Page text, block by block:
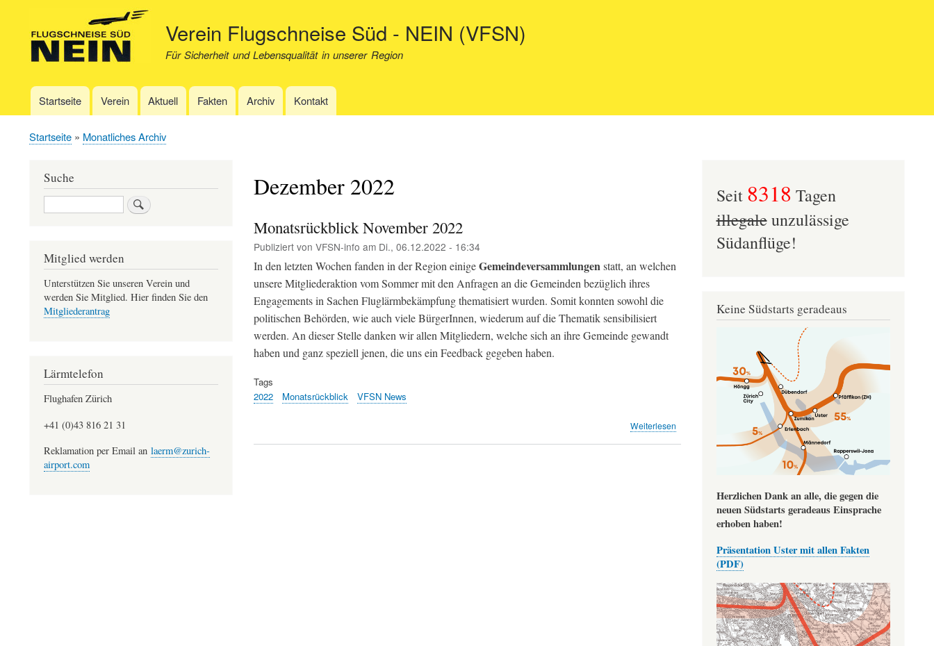
zum
Inhalt
Verein Flugschneise Süd - NEIN (VFSN)
Für Sicherheit und Lebensqualität in unserer Region
Hauptnavigation
Startseite Verein Aktuell Fakten Archiv Kontakt
Pfadnavigation
Startseite Monatliches Archiv
Dezember 2022
Monatsrückblick November 2022
Publiziert von VFSN-info am Di., 06.12.2022 - 16:34
In den letzten Wochen fanden in der Region einigeGemeindeversammlungenstatt, an welchen
unsere Mitgliederaktion vom Sommer mit den Anfragen an die Gemeinden bezüglich ihres
Engagements in Sachen Fluglärmbekämpfung thematisiert wurden. Somit konnten sowohl die
politischen Behörden, wie auch viele BürgerInnen, wiederum auf die Thematik sensibilisiert
werden. An dieser Stelle danken wir allen Mitgliedern, welche sich an ihre Gemeinde gewandt
haben und ganz speziell jenen, die uns ein Feedback gegeben haben.
Tags
2022
Monatsrückblick VFSN News
Weiterlesen
Suche
Suche
Mitglied werden
Unterstützen Sie unseren Verein und
werden Sie Mitglied. Hier finden Sie den
Mitgliederantrag
Lärmtelefon
Flughafen Zürich
+41 (0)43 816 21 31
Reklamation per Email an laerm@zurich-
airport.com
Seit 8318 Tagen
illegaleunzulässige
Südanflüge!
Keine Südstarts geradeaus
Herzlichen Dank an alle, die gegen die
neuen Südstarts geradeaus Einsprache
erhoben haben!
Präsentation Uster mit allen Fakten
(PDF)